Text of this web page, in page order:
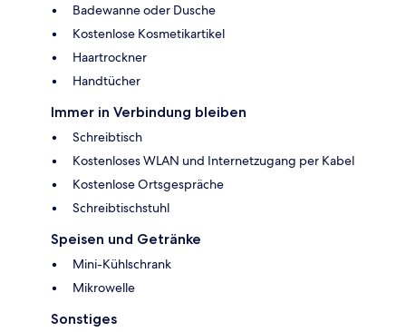
Badewanne oder Dusche
Kostenlose Kosmetikartikel
Haartrockner
Handtücher
Immer in Verbindung bleiben
Schreibtisch
Kostenloses WLAN und Internetzugang per Kabel
Kostenlose Ortsgespräche
Schreibtischstuhl
Speisen und Getränke
Mini-Kühlschrank
Mikrowelle
Sonstiges